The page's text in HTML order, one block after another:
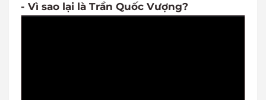
- Vì sao lại là Trần Quốc Vượng?